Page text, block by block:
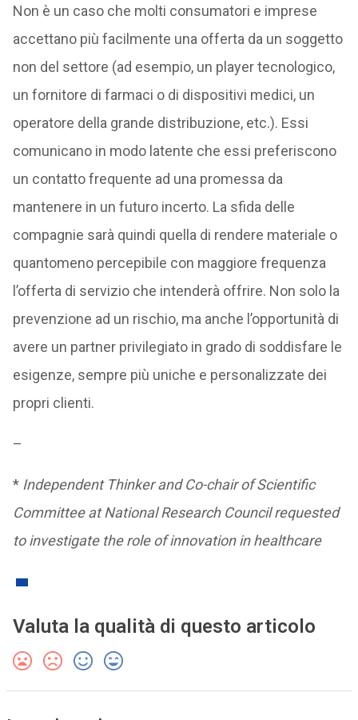
Non è un caso che molti consumatori e imprese
accettano più facilmente una offerta da un soggetto
non del settore (ad esempio, un player tecnologico,
un fornitore di farmaci o di dispositivi medici, un
operatore della grande distribuzione, etc.). Essi
comunicano in modo latente che essi preferiscono
un contatto frequente ad una promessa da
mantenere in un futuro incerto. La sfida delle
compagnie sarà quindi quella di rendere materiale o
quantomeno percepibile con maggiore frequenza
l’offerta di servizio che intenderà offrire. Non solo la
prevenzione ad un rischio, ma anche l’opportunità di
avere un partner privilegiato in grado di soddisfare le
esigenze, sempre più uniche e personalizzate dei
propri clienti.
–
* Independent Thinker and Co-chair of Scientific
Committee at National Research Council requested
to investigate the role of innovation in healthcare
Valuta la qualità di questo articolo